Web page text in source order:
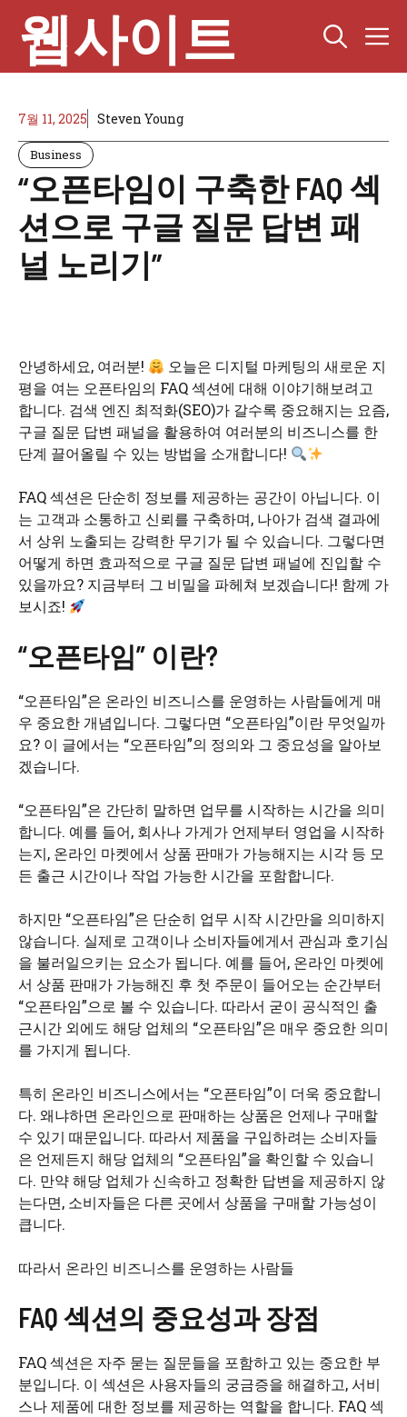
content
웹사이트
7월 11, 2025 Steven Young
Business
“오픈타임이 구축한 FAQ 섹
션으로 구글 질문 답변 패
널 노리기”
안녕하세요, 여러분!
오늘은 디지털 마케팅의 새로운 지
평을 여는 오픈타임의 FAQ 섹션에 대해 이야기해보려고
합니다. 검색 엔진 최적화(SEO)가 갈수록 중요해지는 요즘,
구글 질문 답변 패널을 활용하여 여러분의 비즈니스를 한
단계 끌어올릴 수 있는 방법을 소개합니다!
FAQ 섹션은 단순히 정보를 제공하는 공간이 아닙니다. 이
는 고객과 소통하고 신뢰를 구축하며, 나아가 검색 결과에
서 상위 노출되는 강력한 무기가 될 수 있습니다. 그렇다면
어떻게 하면 효과적으로 구글 질문 답변 패널에 진입할 수
있을까요? 지금부터 그 비밀을 파헤쳐 보겠습니다! 함께 가
보시죠!
“오픈타임” 이란?
“오픈타임”은 온라인 비즈니스를 운영하는 사람들에게 매
우 중요한 개념입니다. 그렇다면 “오픈타임”이란 무엇일까
요? 이 글에서는 “오픈타임”의 정의와 그 중요성을 알아보
겠습니다.
“오픈타임”은 간단히 말하면 업무를 시작하는 시간을 의미
합니다. 예를 들어, 회사나 가게가 언제부터 영업을 시작하
는지, 온라인 마켓에서 상품 판매가 가능해지는 시각 등 모
든 출근 시간이나 작업 가능한 시간을 포함합니다.
하지만 “오픈타임”은 단순히 업무 시작 시간만을 의미하지
않습니다. 실제로 고객이나 소비자들에게서 관심과 호기심
을 불러일으키는 요소가 됩니다. 예를 들어, 온라인 마켓에
서 상품 판매가 가능해진 후 첫 주문이 들어오는 순간부터
“오픈타임”으로 볼 수 있습니다. 따라서 굳이 공식적인 출
근시간 외에도 해당 업체의 “오픈타임”은 매우 중요한 의미
를 가지게 됩니다.
특히 온라인 비즈니스에서는 “오픈타임”이 더욱 중요합니
다. 왜냐하면 온라인으로 판매하는 상품은 언제나 구매할
수 있기 때문입니다. 따라서 제품을 구입하려는 소비자들
은 언제든지 해당 업체의 “오픈타임”을 확인할 수 있습니
다. 만약 해당 업체가 신속하고 정확한 답변을 제공하지 않
는다면, 소비자들은 다른 곳에서 상품을 구매할 가능성이
큽니다.
따라서 온라인 비즈니스를 운영하는 사람들
FAQ 섹션의 중요성과 장점
FAQ 섹션은 자주 묻는 질문들을 포함하고 있는 중요한 부
분입니다. 이 섹션은 사용자들의 궁금증을 해결하고, 서비
스나 제품에 대한 정보를 제공하는 역할을 합니다. FAQ 섹